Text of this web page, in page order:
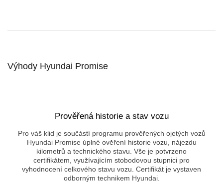
Výhody Hyundai Promise
Prověřená historie a stav vozu
Pro váš klid je součástí programu prověřených ojetých vozů
Hyundai Promise úplné ověření historie vozu, nájezdu
kilometrů a technického stavu. Vše je potvrzeno
certifikátem, využívajícím stobodovou stupnici pro
vyhodnocení celkového stavu vozu. Certifikát je vystaven
odborným technikem Hyundai.